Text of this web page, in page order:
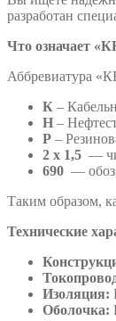
разработан
Что означает
Аббревиатура
К –
Н –
Р –
2 х 1,5 —
690 —
Таким образом,
Технические
Изоляция:
Оболочка: